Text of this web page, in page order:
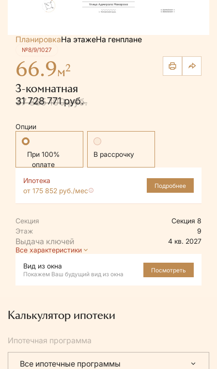
ПланировкаНа этажеНа генплане
№8/9/1027
66.9м2
3-комнатная
37 885 100 руб.
31 728 771 руб.
Опции
Стандартная В рассрочку
Ипотека
от 175 852 руб./мес
Подробнее
Секция
Секция 8
Этаж
9
4 кв. 2027
Все характеристики
Вид из окна
Покажем Ваш будущий вид из окна
Посмотреть
Калькулятор ипотеки
Ипотечная программа
Все ипотечные программы